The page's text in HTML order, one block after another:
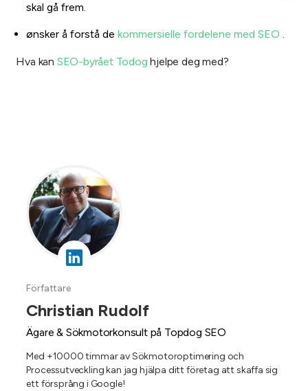
skal gå frem.
ønsker å forstå dekommersielle fordelene med SEO .
Hva kan SEO-byrået Todog hjelpe deg med?
Författare
Christian Rudolf
Ägare & Sökmotorkonsult på Topdog SEO
Med +10000 timmar av Sökmotoroptimering och
Processutveckling kan jag hjälpa ditt företag att skaffa sig
ett försprång i Google!